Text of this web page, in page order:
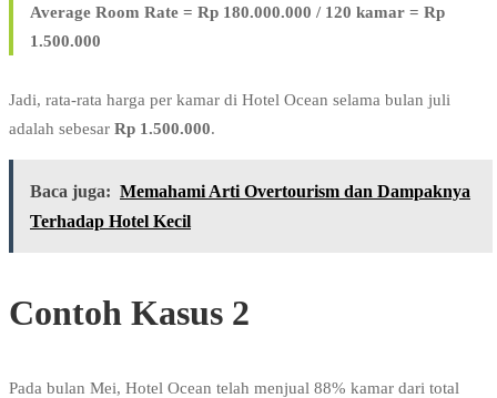
Average Room Rate = Rp 180.000.000 / 120 kamar = Rp
1.500.000
Jadi, rata-rata harga per kamar di Hotel Ocean selama bulan juli
adalah sebesar Rp 1.500.000.
Baca juga: Memahami Arti Overtourism dan Dampaknya
Terhadap Hotel Kecil
Contoh Kasus 2
Pada bulan Mei, Hotel Ocean telah menjual 88% kamar dari total